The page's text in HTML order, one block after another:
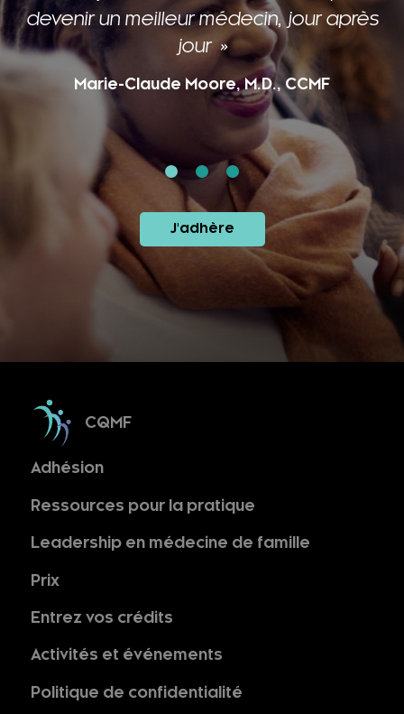
devenir un meilleur médecin, jour après
jour
Marie-Claude Moore, M.D., CCMF
J'adhère
CQMF
Adhésion
Ressources pour la pratique
Leadership en médecine de famille
Prix
Entrez vos crédits
Activités et événements
Politique de confidentialité